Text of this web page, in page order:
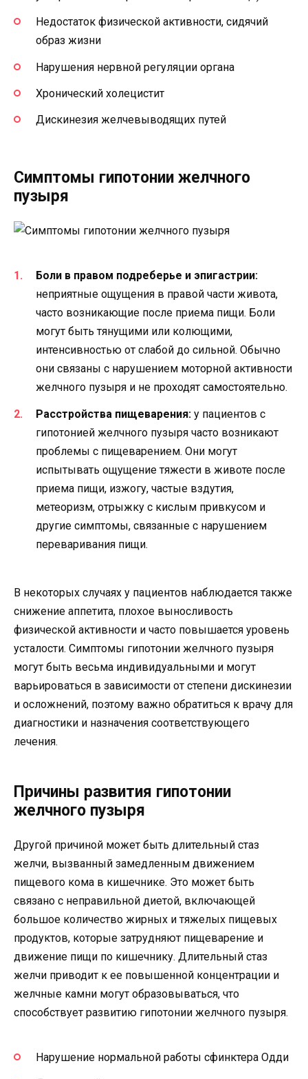
Недостаток физической активности, сидячий
образ жизни
Нарушения нервной регуляции органа
Хронический холецистит
Дискинезия желчевыводящих путей
Симптомы гипотонии желчного
пузыря
Боли в правом подреберье и эпигастрии:
неприятные ощущения в правой части живота,
часто возникающие после приема пищи. Боли
могут быть тянущими или колющими,
интенсивностью от слабой до сильной. Обычно
они связаны с нарушением моторной активности
желчного пузыря и не проходят самостоятельно.
Расстройства пищеварения: у пациентов с
гипотонией желчного пузыря часто возникают
проблемы с пищеварением. Они могут
испытывать ощущение тяжести в животе после
приема пищи, изжогу, частые вздутия,
метеоризм, отрыжку с кислым привкусом и
другие симптомы, связанные с нарушением
переваривания пищи.
В некоторых случаях у пациентов наблюдается также
снижение аппетита, плохое выносливость
физической активности и часто повышается уровень
усталости. Симптомы гипотонии желчного пузыря
могут быть весьма индивидуальными и могут
варьироваться в зависимости от степени дискинезии
и осложнений, поэтому важно обратиться к врачу для
диагностики и назначения соответствующего
лечения.
Причины развития гипотонии
желчного пузыря
Другой причиной может быть длительный стаз
желчи, вызванный замедленным движением
пищевого кома в кишечнике. Это может быть
связано с неправильной диетой, включающей
большое количество жирных и тяжелых пищевых
продуктов, которые затрудняют пищеварение и
движение пищи по кишечнику. Длительный стаз
желчи приводит к ее повышенной концентрации и
желчные камни могут образовываться, что
способствует развитию гипотонии желчного пузыря.
Нарушение нормальной работы сфинктера Одди